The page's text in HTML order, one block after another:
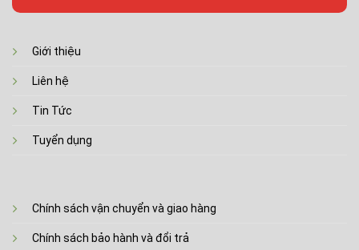
Giới thiệu
Liên hệ
Tin Tức
Tuyển dụng
Chính sách vận chuyển và giao hàng
Chính sách bảo hành và đổi trả